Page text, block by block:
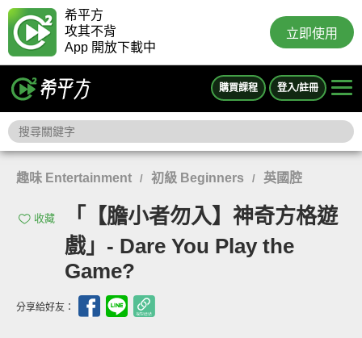
希平方
攻其不背
App 開放下載中
立即使用
購買課程 登入/註冊
趣味 Entertainment / 初級 Beginners / 英國腔
收藏
「【膽小者勿入】神奇方格遊
戲」- Dare You Play the
Game?
分享給好友：